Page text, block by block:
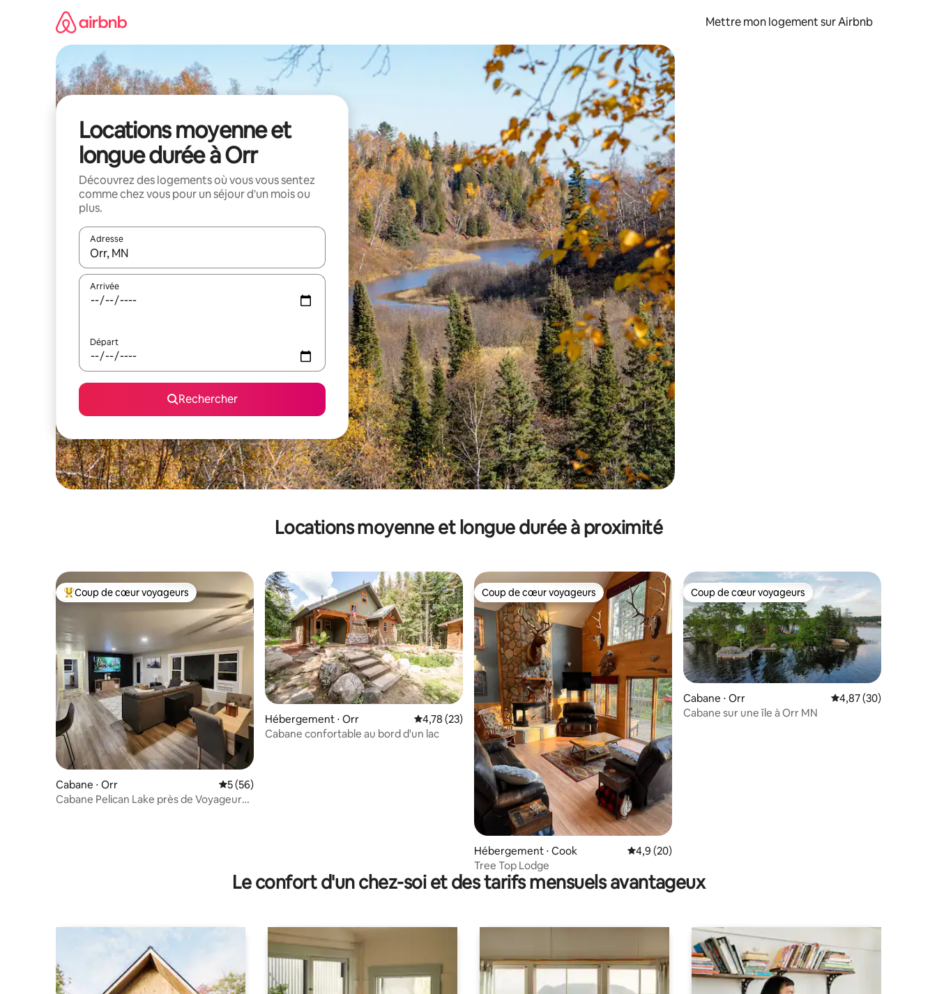
Mettre mon logement sur Airbnb
Locations moyenne et
longue durée à Orr
Découvrez des logements où vous vous sentez
comme chez vous pour un séjour d'un mois ou
plus.
Adresse
Lorsque les résultats s'affichent, utilisez les flèches vers le haut et vers le bas pour les parcourir ou en appuyant et en faisant glisser.
Arrivée
Départ
Rechercher
Locations moyenne et longue durée à proximité
Coups de cœur voyageurs les plus appréciés
Coup de cœur voyageurs
Cabane ⋅ Orr Évaluation moyenne sur la base de 56 commentaires : 5 sur 5
5 (56)
Cabane Pelican Lake près de Voyageurs,
Hébergement ⋅ Orr Évaluation moyenne sur la base de 23 commentaires : 4,78 sur 5
4,78 (23)
Cabane confortable au bord d'un lac
Coup de cœur voyageurs
Coup de cœur voyageurs
Hébergement ⋅ Cook Évaluation moyenne sur la base de 20 commentaires : 4,9 sur 5
4,9 (20)
Tree Top Lodge
Coup de cœur voyageurs
Coup de cœur voyageurs
Cabane ⋅ Orr Évaluation moyenne
4,87 (30)
Cabane sur une île à Orr MN
Le confort d'un chez-soi et des tarifs mensuels avantageux